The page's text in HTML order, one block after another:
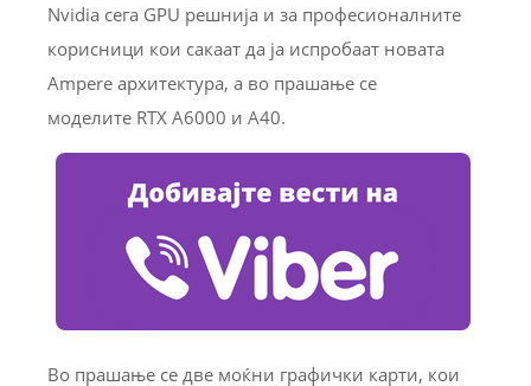
Nvidia сега GPU решнија и за професионалните
корисници кои сакаат да ја испробаат новата
Ampere архитектура, а во прашање се
моделите RTX A6000 и A40.
Во прашање се две моќни графички карти, кои